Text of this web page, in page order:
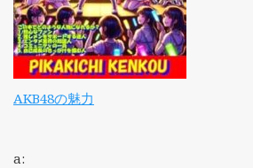
AKB48の魅力
a: